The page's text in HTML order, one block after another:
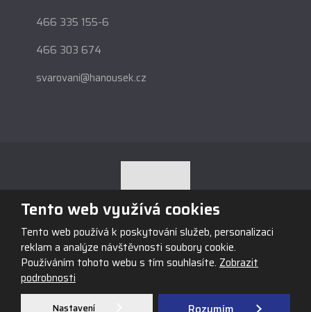
466 335 155-6
466 303 674
svarovani@hanousek.cz
© 2026, Obchodní firma HANOUSEK s.r.o., vytvořila eBRÁNA s.r.o.
Mapa stránek |Podmínky použití
Tento web využívá cookies
Tento web používá k poskytování služeb, personalizaci
reklam a analýze návštěvnosti soubory cookie.
Používáním tohoto webu s tím souhlasíte. Zobrazit
podrobnosti
Nastavení